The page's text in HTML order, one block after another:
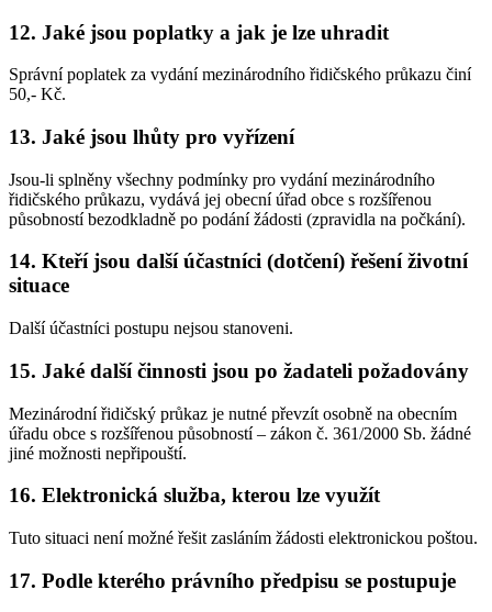
12. Jaké jsou poplatky a jak je lze uhradit
Správní poplatek za vydání mezinárodního řidičského průkazu činí
50,- Kč.
13. Jaké jsou lhůty pro vyřízení
Jsou-li splněny všechny podmínky pro vydání mezinárodního
řidičského průkazu, vydává jej obecní úřad obce s rozšířenou
působností bezodkladně po podání žádosti (zpravidla na počkání).
14. Kteří jsou další účastníci (dotčení) řešení životní
situace
Další účastníci postupu nejsou stanoveni.
15. Jaké další činnosti jsou po žadateli požadovány
Mezinárodní řidičský průkaz je nutné převzít osobně na obecním
úřadu obce s rozšířenou působností – zákon č. 361/2000 Sb. žádné
jiné možnosti nepřipouští.
16. Elektronická služba, kterou lze využít
Tuto situaci není možné řešit zasláním žádosti elektronickou poštou.
17. Podle kterého právního předpisu se postupuje